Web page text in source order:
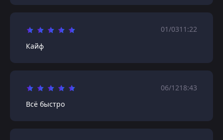
01/0311:22
Кайф
06/1218:43
Всё быстро